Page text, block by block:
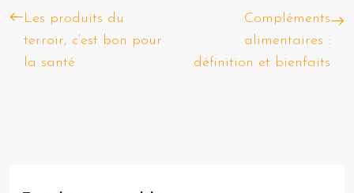
Les produits du
terroir, c’est bon pour
la santé
Compléments
alimentaires :
définition et bienfaits